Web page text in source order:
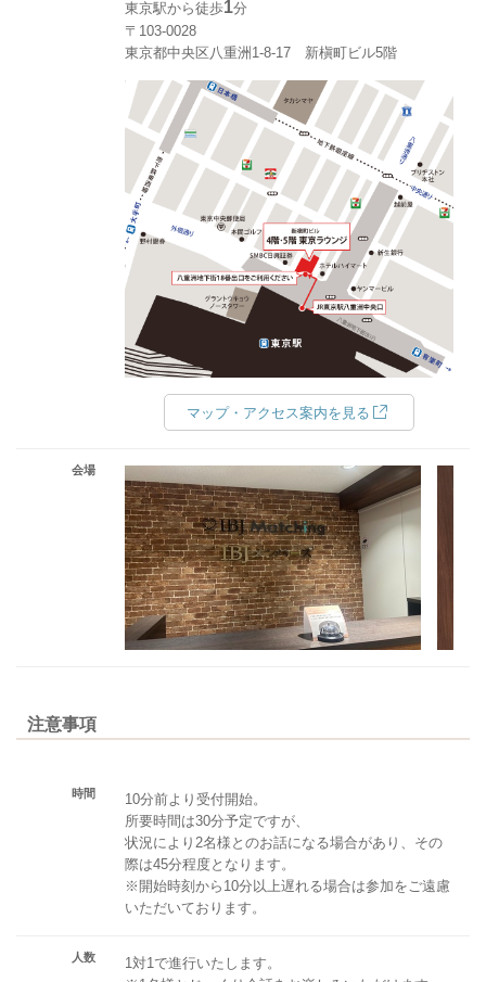
東京駅から徒歩1分
〒103-0028
東京都中央区八重洲1-8-17 新槇町ビル5階
マップ・アクセス案内を見る
会場
注意事項
時間
10分前より受付開始。
所要時間は30分予定ですが、
状況により2名様とのお話になる場合があり、その
際は45分程度となります。
※開始時刻から10分以上遅れる場合は参加をご遠慮
いただいております。
人数
1対1で進行いたします。